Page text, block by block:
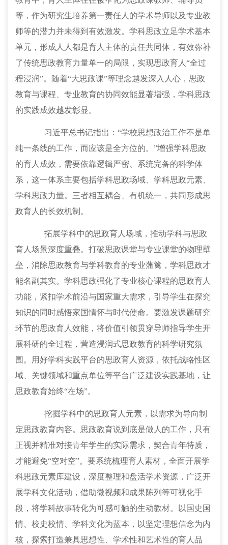
等，作为研究生培养第一责任人的学术导师以及专业教
师等的潜力并未得到有效激发。学科思政立足学术基本
单元，形成人人都是育人主体的责任共同体，有效弥补
了传统思政教育力量单一的局限，实现思政育人“全过
程浸润”。随着“大思政课”等理念越发深入人心，思政
教育与课程、专业教育的协同效能显著增强，学科思政
的实践成效越发彰显。
习近平总书记指出： “学校思想政治工作不是单
纯一条线的工作，而应该是全方位的。”增强学科思政
的育人成效，需要依靠逻辑严密、系统完备的科学体
系，这一体系主要包括学科思政场域、学科思政元素、
学科思政力量。三者相互耦合、有机统一，共同形成思
政育人的长效机制。
拓展学科中的思政育人场域，推动学科与思政
育人场景深度重叠。打破思政课堂与专业课堂的物理壁
垒，消除思政教育与学科教育的专业藩篱，学科思政才
能名副其实。学科思政强化了专业核心课程的思政育人
功能，紧扣学术前沿与国家重大需求，引导学生在探究
知识的同时感悟家国情怀与时代使命。要激发课题研究
环节的思政育人效能，将价值引领贯穿导师指导学生开
展科研的全过程，营造浸润式思政教育的科学研究氛
围。用好学科实践平台的思政育人资源，依托战略性区
域、关键领域和重点单位等平台广泛建设实践基地，让
思政教育始终“在场”。
挖掘学科中的思政育人元素，以需求为导向制
定思政教育内容。思政教育说到底是做人的工作，只有
正视并精准对接青年学生的实际需求，契合青年特质，
才能避免“空对空”。要系统梳理育人素材，全面开展学
科思政元素库建设，深度整理和盘活学术资源，广泛开
展学科文化活动，借助微视频和成果陈列等可视化手
段，将学科故事转化为可感可触的生动教材。以国史国
情、校史校情、学科文化为蓝本，以坚定理想信念为内
核，探索打造兼具思想性、学术性和艺术性的育人品